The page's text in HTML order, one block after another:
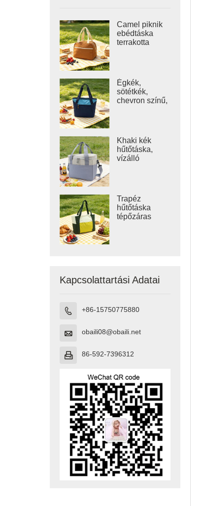
Camel piknik
ebédtáska
terrakotta
Égkék,
sötétkék,
chevron színű,
Khaki kék
hűtőtáska,
vízálló
Trapéz
hűtőtáska
tépőzáras
Kapcsolattartási Adatai
 +86-15750775880
 obaili08@obaili.net
 86-592-7396312